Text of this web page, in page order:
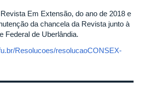
Em Extensão, do ano de 2018 e
da chancela da Revista junto à
Federal de Uberlândia.
Resolucoes/resolucaoCONSEX-